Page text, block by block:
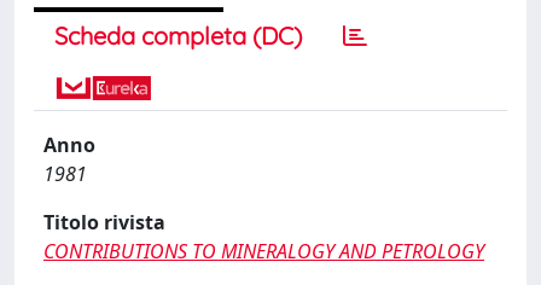
Scheda completa (DC)
Anno
1981
Titolo rivista
CONTRIBUTIONS TO MINERALOGY AND PETROLOGY